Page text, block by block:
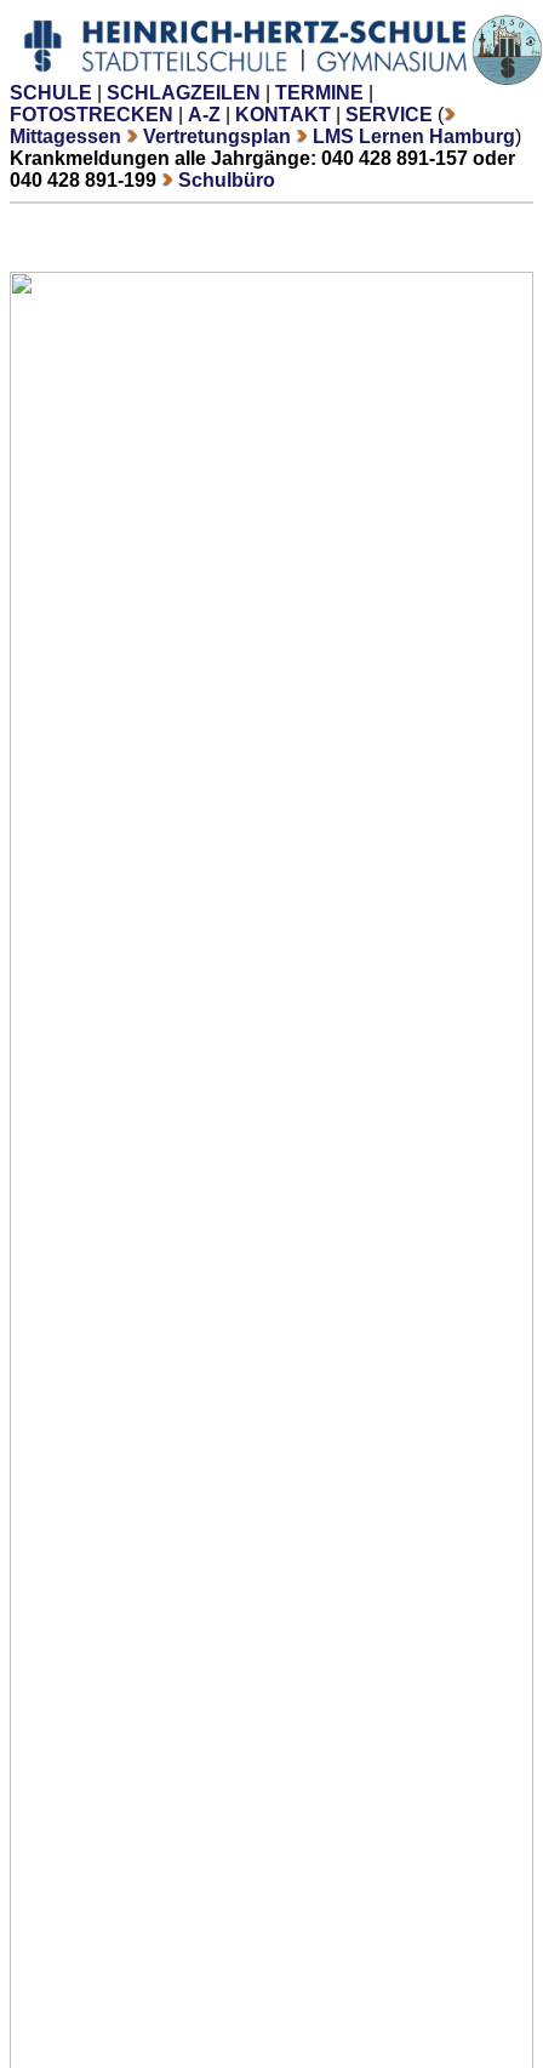
SCHULE SCHLAGZEILEN TERMINE
FOTOSTRECKEN
A-Z KONTAKT SERVICE (
Mittagessen
Vertretungsplan LMS Lernen Hamburg)
Krankmeldungen alle Jahrgänge: 040 428 891-157 oder
040 428 891-199
Schulbüro